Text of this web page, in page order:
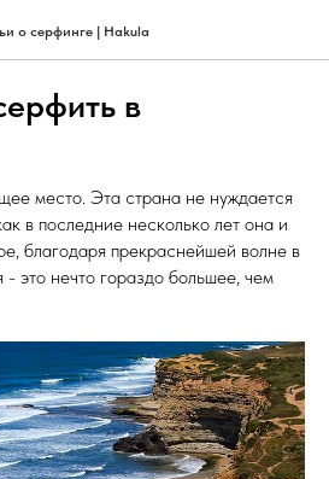
о серфинге | Hakula
в
место. Эта страна не нуждается
в последние несколько лет она и
благодаря прекраснейшей волне в
это нечто гораздо большее, чем